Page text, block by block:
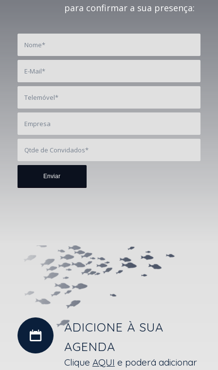
para confirmar a sua presença:
ADICIONE À SUA
AGENDA
Clique AQUI e poderá adicionar